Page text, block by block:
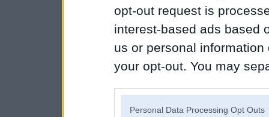
opt-out request is
interest-based ads based
us or personal
your opt-out. You may
Personal Data Processing Opt Outs